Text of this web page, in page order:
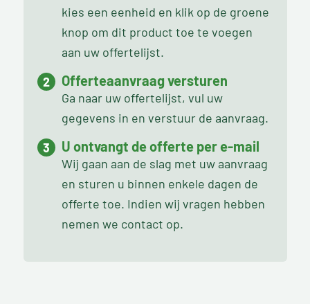
kies een eenheid en klik op de groene
knop om dit product toe te voegen
aan uw offertelijst.
Offerteaanvraag versturen
Ga naar uw offertelijst, vul uw
gegevens in en verstuur de aanvraag.
U ontvangt de offerte per e-mail
Wij gaan aan de slag met uw aanvraag
en sturen u binnen enkele dagen de
offerte toe. Indien wij vragen hebben
nemen we contact op.